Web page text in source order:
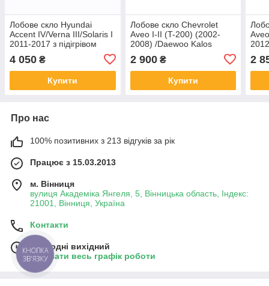
Лобове скло Hyundai
Accent IV/Verna III/Solaris I
2011-2017 з підігрівом
Хюндай Акцент
4 050 ₴
Купити
Лобове скло Chevrolet
Aveo I-II (T-200) (2002-
2008) /Daewoo Kalos
Авео
2 900₴
Купити
2
Про нас
100% позитивних з 213 відгуків за рік
Працює з 15.03.2013
м. Вінниця
вулиця Академіка Янгеля, 5, Вінницька область, Індекс:
21001, Вінниця, Україна
Контакти
Сьогодні вихідний
Показати весь графік роботи
КНОПКА
ЗВ'ЯЗКУ